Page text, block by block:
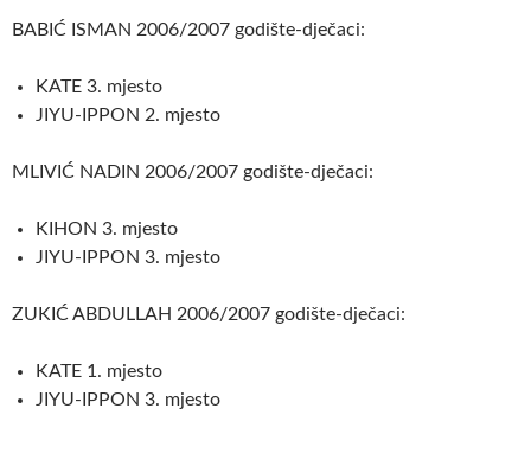
BABIĆ ISMAN 2006/2007 godište-dječaci:
KATE 3. mjesto
JIYU-IPPON 2. mjesto
MLIVIĆ NADIN 2006/2007 godište-dječaci:
KIHON 3. mjesto
JIYU-IPPON 3. mjesto
ZUKIĆ ABDULLAH 2006/2007 godište-dječaci:
KATE 1. mjesto
JIYU-IPPON 3. mjesto